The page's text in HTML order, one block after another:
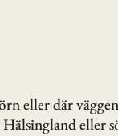
eller där
Hälsingland eller